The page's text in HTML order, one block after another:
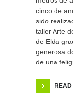
cinco de
sido
taller Arte
de Elda
generosa
de una
READ